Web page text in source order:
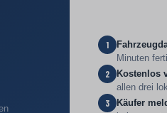
1
Minuten
2 Kostenlos
allen drei
3 Käufer